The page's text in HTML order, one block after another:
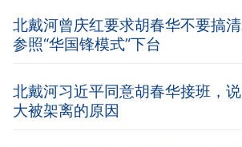
北戴河曾庆红要求胡春华不要搞
参照“华国锋模式”下台
北戴河习近平同意胡春华接班，
大被架离的原因